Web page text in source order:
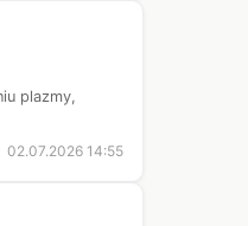
plazmy,
02.07.2026 14:55